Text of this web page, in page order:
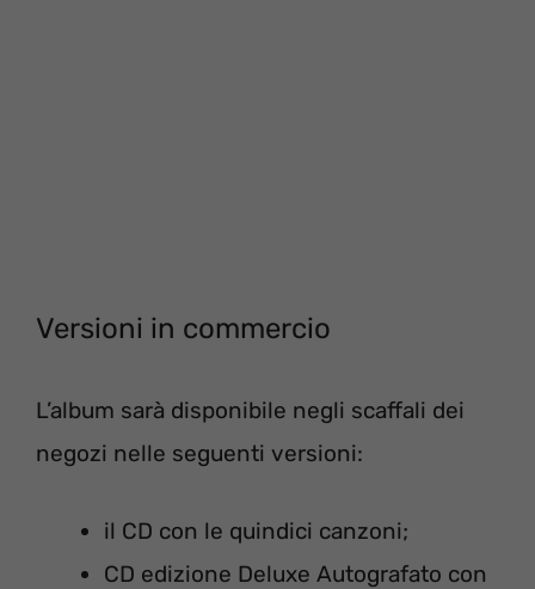
Versioni in commercio
L’album sarà disponibile negli scaffali dei
negozi nelle seguenti versioni:
il CD con le quindici canzoni;
CD edizione Deluxe Autografato con